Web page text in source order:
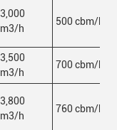
3,000
m3/h
500 cbm/h
3,500
m3/h
700 cbm/h
3,800
m3/h
760 cbm/h